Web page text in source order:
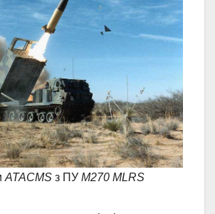
ATACMS з ПУ M270 MLRS